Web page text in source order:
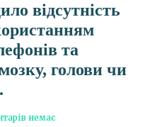
відсутність
та
голови чи
немає